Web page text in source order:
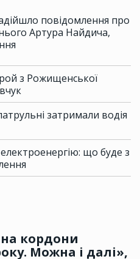
повідомлення про
Артура Найдича,
з Рожищенської
затримали водія
що буде з
кордони
Можна і далі»,